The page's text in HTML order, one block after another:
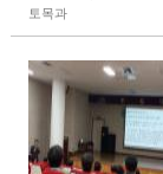
토목과